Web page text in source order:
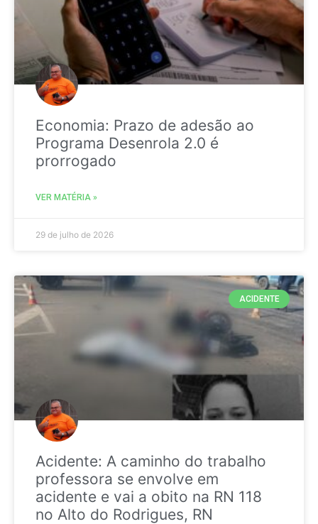
Economia: Prazo de adesão ao
Programa Desenrola 2.0 é
prorrogado
VER MATÉRIA »
29 de julho de 2026
ACIDENTE
Acidente: A caminho do trabalho
professora se envolve em
acidente e vai a obito na RN 118
no Alto do Rodrigues, RN